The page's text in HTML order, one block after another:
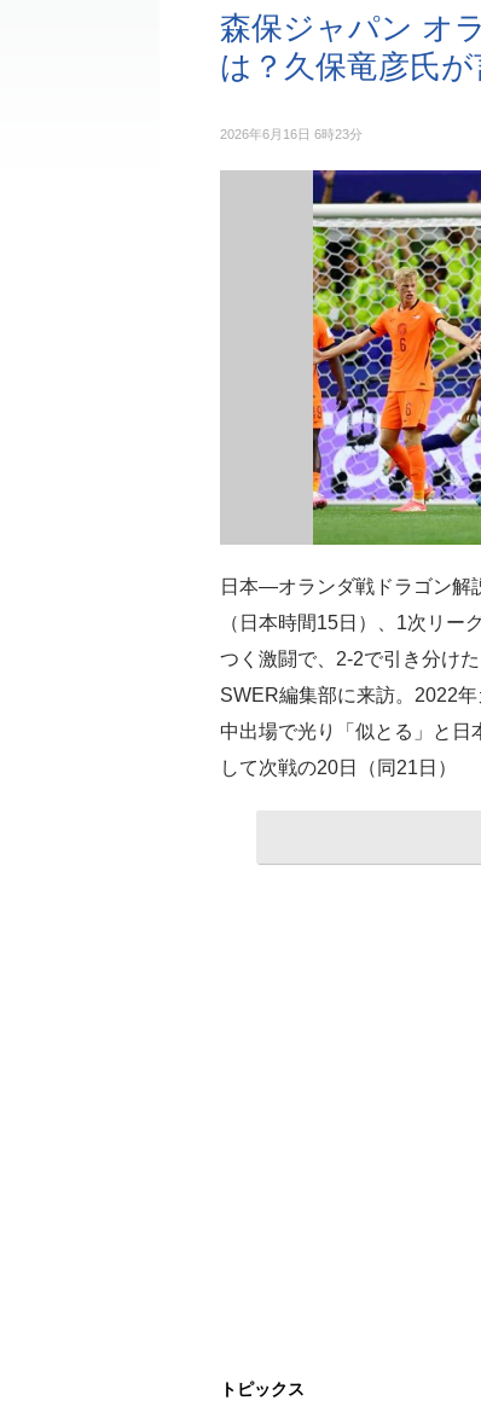
森保ジャパン オ
は？久保竜彦氏が
2026年6月16日 6時23分
日本―オランダ戦ドラゴン解
（日本時間15日）、1次リー
つく激闘で、2-2で引き分け
SWER編集部に来訪。2022
中出場で光り「似とる」と
して次戦の20日（同21日）
トピックス